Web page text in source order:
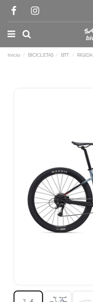
Inicio BICICLETAS BTT RIGIDA